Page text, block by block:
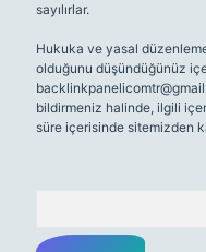
sayılırlar.
Hukuka ve yasal
olduğunu düşündüğünüz
bildirmeniz halinde, ilgili
süre içerisinde sitemizden